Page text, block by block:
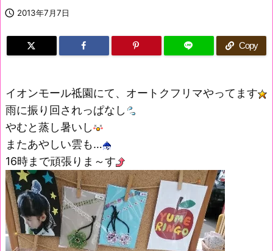
 2013年7月7日
Copy
イオンモール祗園にて、オートクフリマやってます
雨に振り回されっぱなし
やむと蒸し暑いし
またあやしい雲も…
16時まで頑張りま～す